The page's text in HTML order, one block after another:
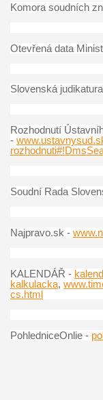
Komora soudních
Otevřená data
Slovenská
Rozhodnutí
-
Soudní Rada
Najpravo.sk -
KALENDÁŘ -
kalkulacka,
cs.html
PohledniceOnlie -